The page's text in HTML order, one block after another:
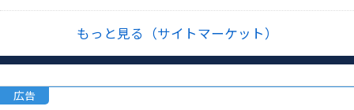
もっと見る（サイトマーケット）
広告